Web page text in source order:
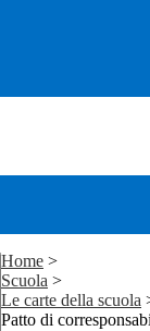
Home >
Scuola >
Le carte della scuola
Patto di